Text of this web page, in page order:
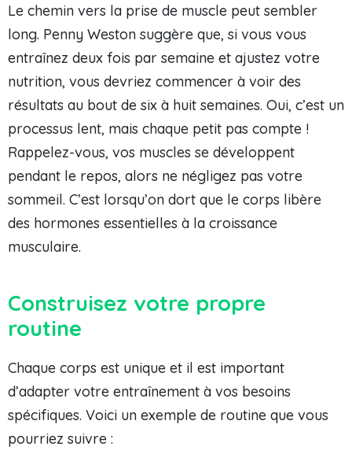
Le chemin vers la prise de muscle peut sembler
long. Penny Weston suggère que, si vous vous
entraînez deux fois par semaine et ajustez votre
nutrition, vous devriez commencer à voir des
résultats au bout de six à huit semaines. Oui, c’est un
processus lent, mais chaque petit pas compte !
Rappelez-vous, vos muscles se développent
pendant le repos, alors ne négligez pas votre
sommeil. C’est lorsqu’on dort que le corps libère
des hormones essentielles à la croissance
musculaire.
Construisez votre propre
routine
Chaque corps est unique et il est important
d’adapter votre entraînement à vos besoins
spécifiques. Voici un exemple de routine que vous
pourriez suivre :